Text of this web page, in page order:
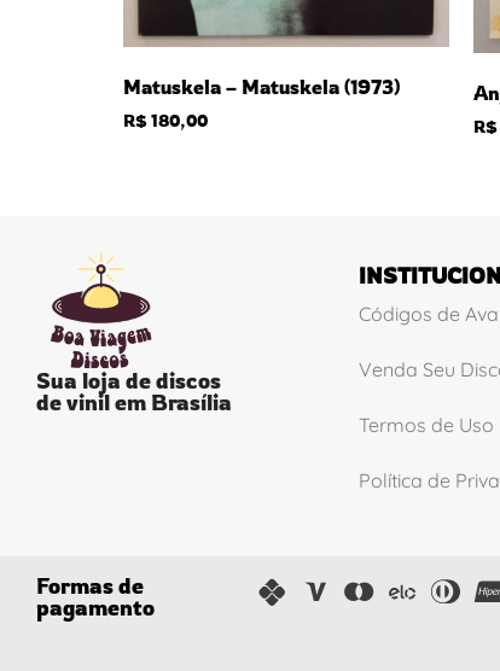
Matuskela – Matuskela (1973)
R$180,00 R$
Sua loja de discos
de vinil em Brasília
Códigos de
Venda Seu
Termos de Uso
Política de
Formas de
pagamento